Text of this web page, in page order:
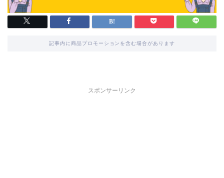
記事内に商品プロモーションを含む場合があります
スポンサーリンク